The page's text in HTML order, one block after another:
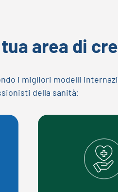
area di
i migliori modelli
della sanità: